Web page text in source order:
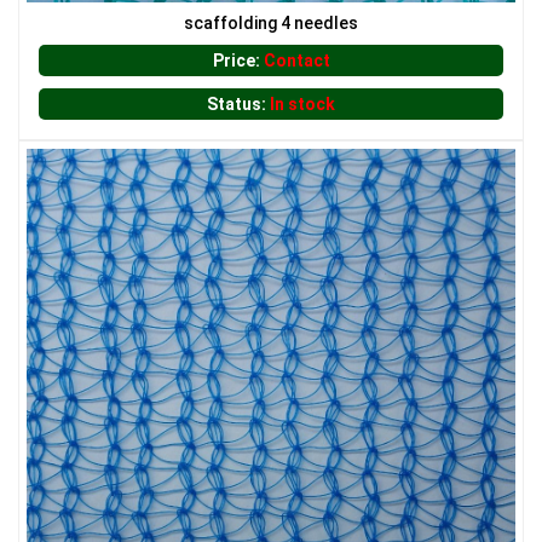
LƯỚI CHẮN ĐỘNG VẬT
LƯỚI CHẮN CHIM
scaffolding 4 needles
Price: Contact
Status: In stock